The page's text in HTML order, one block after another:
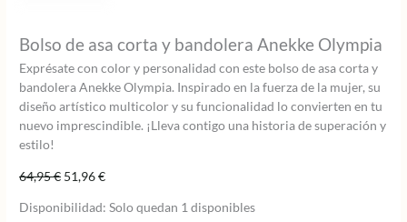
Bolso de asa corta y bandolera Anekke Olympia
Exprésate con color y personalidad con este bolso de asa corta y
bandolera Anekke Olympia. Inspirado en la fuerza de la mujer, su
diseño artístico multicolor y su funcionalidad lo convierten en tu
nuevo imprescindible. ¡Lleva contigo una historia de superación y
estilo!
64,95€ El
original
51,96€El
actual
Disponibilidad: Solo quedan 1 disponibles